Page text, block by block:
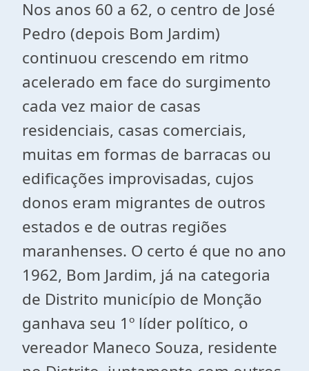
Nos anos 60 a 62, o centro de José
Pedro (depois Bom Jardim)
continuou crescendo em ritmo
acelerado em face do surgimento
cada vez maior de casas
residenciais, casas comerciais,
muitas em formas de barracas ou
edificações improvisadas, cujos
donos eram migrantes de outros
estados e de outras regiões
maranhenses. O certo é que no ano
1962, Bom Jardim, já na categoria
de Distrito município de Monção
ganhava seu 1º líder político, o
vereador Maneco Souza, residente